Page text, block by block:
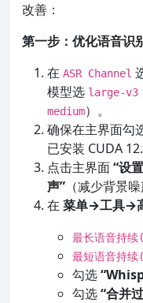
改善：
第一步：优化语音识
在 ASR Channel
模型选 large-v3
medium）。
确保在主界面勾
已安装 CUDA
点击主界面“设
声” （减少背景
在 菜单→工具→
最长语音持
最短语音持
勾选
勾选“合并